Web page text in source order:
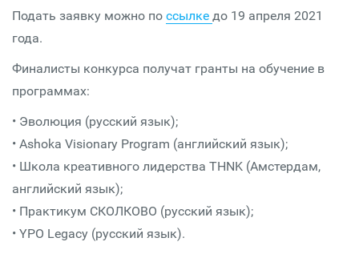
Подать заявку можно по ссылке до 19 апреля 2021
года.
Финалисты конкурса получат гранты на обучение в
программах:
• Эволюция (русский язык);
• Ashoka Visionary Program (английский язык);
• Школа креативного лидерства THNK (Амстердам,
английский язык);
• Практикум СКОЛКОВО (русский язык);
• YPO Legacy (русский язык).